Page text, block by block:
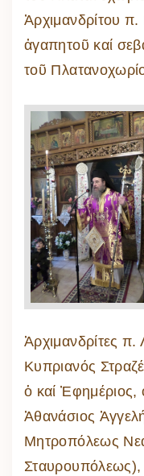
Ἀρχιμανδρίτου
ἀγαπητοῦ καί
τοῦ
Ἀρχιμανδρίτες π.
Κυπριανός
ὁ καί Ἐφημέριος,
Ἀθανάσιος
Μητροπόλεως